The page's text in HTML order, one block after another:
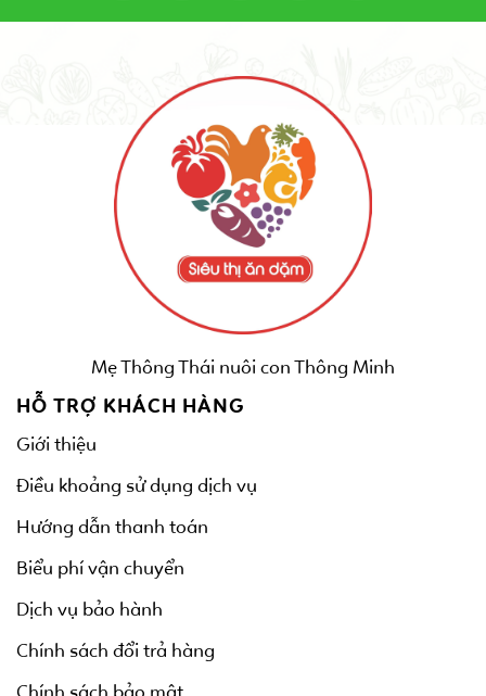
Mẹ Thông Thái nuôi con Thông Minh
HỖ TRỢ KHÁCH HÀNG
Giới thiệu
Điều khoảng sử dụng dịch vụ
Hướng dẫn thanh toán
Biểu phí vận chuyển
Dịch vụ bảo hành
Chính sách đổi trả hàng
Chính sách bảo mật